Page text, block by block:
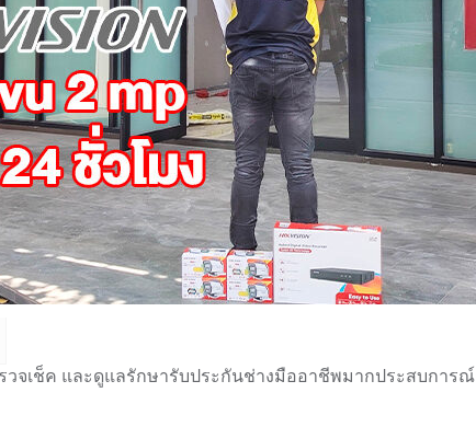
จเช็ค และดูแลรักษารับประกันช่างมืออาชีพมากประสบการณ์